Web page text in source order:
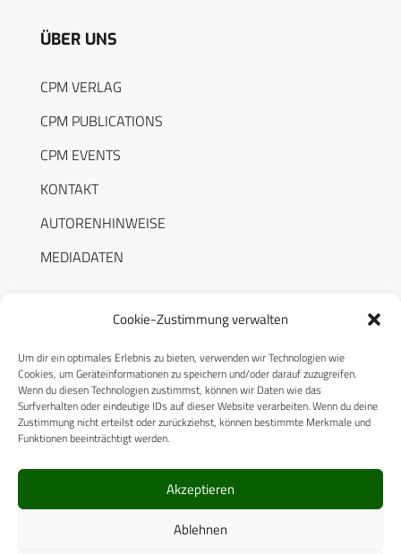
Cookie-Zustimmung verwalten
Um dir ein optimales Erlebnis zu bieten, verwenden wir Technologien wie
Cookies, um Geräteinformationen zu speichern und/oder darauf zuzugreifen.
Wenn du diesen Technologien zustimmst, können wir Daten wie das
Surfverhalten oder eindeutige IDs auf dieser Website verarbeiten. Wenn du deine
Zustimmung nicht erteilst oder zurückziehst, können bestimmte Merkmale und
Funktionen beeinträchtigt werden.
Akzeptieren
Ablehnen
ÜBER UNS
CPM VERLAG
CPM PUBLICATIONS
CPM EVENTS
KONTAKT
AUTORENHINWEISE
MEDIADATEN
RECHTLICHES
Datenschutzerklärung
Cookie-Richtlinie (EU)